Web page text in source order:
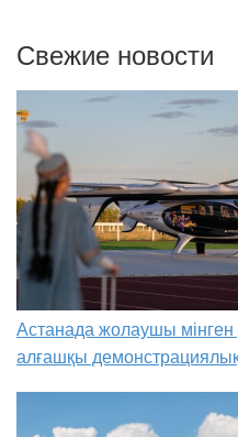
Свежие новости
Астанада жолаушы
алғашқы